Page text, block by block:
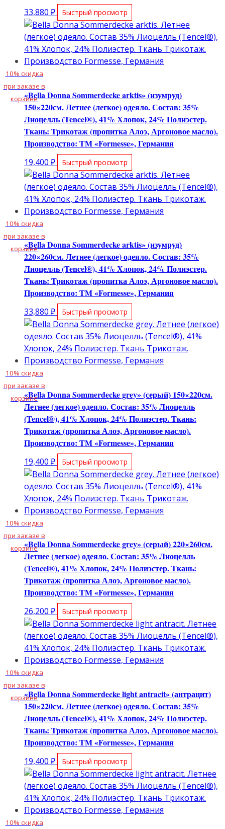
33,880 ₽ Быстрый просмотр
10% скидка
при заказе в
корзине«Bella Donna Sommerdecke arktis» (изумруд)
150×220см. Летнее (легкое) одеяло. Состав: 35%
Лиоцелль (Tencel®), 41% Хлопок, 24% Полиэстер.
Ткань: Трикотаж (пропитка Алоэ, Аргоновое масло).
Производство: ТМ «Formesse», Германия
19,400 ₽ Быстрый просмотр
10% скидка
при заказе в
корзине«Bella Donna Sommerdecke arktis» (изумруд)
220×260см. Летнее (легкое) одеяло. Состав: 35%
Лиоцелль (Tencel®), 41% Хлопок, 24% Полиэстер.
Ткань: Трикотаж (пропитка Алоэ, Аргоновое масло).
Производство: ТМ «Formesse», Германия
33,880 ₽ Быстрый просмотр
10% скидка
при заказе в
корзине«Bella Donna Sommerdecke grey» (серый) 150×220см.
Летнее (легкое) одеяло. Состав: 35% Лиоцелль
(Tencel®), 41% Хлопок, 24% Полиэстер. Ткань:
Трикотаж (пропитка Алоэ, Аргоновое масло).
Производство: ТМ «Formesse», Германия
19,400 ₽ Быстрый просмотр
10% скидка
при заказе в
корзине«Bella Donna Sommerdecke grey» (серый) 220×260см.
Летнее (легкое) одеяло. Состав: 35% Лиоцелль
(Tencel®), 41% Хлопок, 24% Полиэстер. Ткань:
Трикотаж (пропитка Алоэ, Аргоновое масло).
Производство: ТМ «Formesse», Германия
26,200 ₽ Быстрый просмотр
10% скидка
при заказе в
корзине«Bella Donna Sommerdecke light antracit» (антрацит)
150×220см. Летнее (легкое) одеяло. Состав: 35%
Лиоцелль (Tencel®), 41% Хлопок, 24% Полиэстер.
Ткань: Трикотаж (пропитка Алоэ, Аргоновое масло).
Производство: ТМ «Formesse», Германия
19,400 ₽ Быстрый просмотр
10% скидка